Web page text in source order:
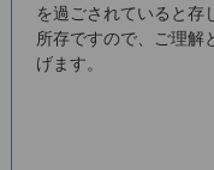
を過ごされていると存
所存ですので、ご理解
げます。